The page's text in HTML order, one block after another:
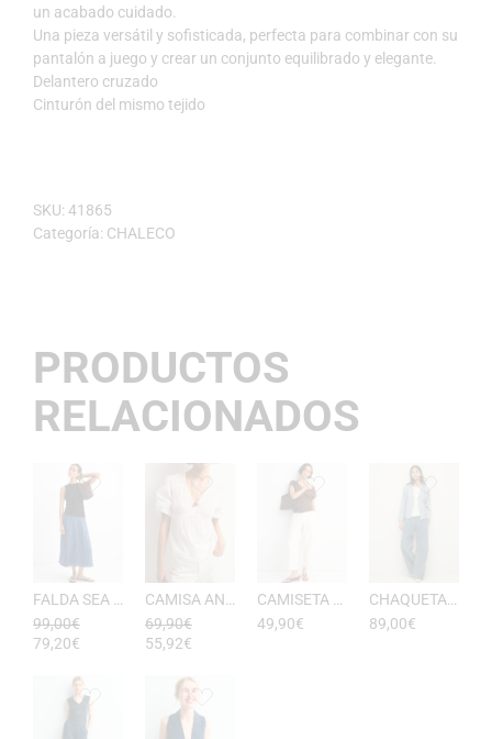
un acabado cuidado.
Una pieza versátil y sofisticada, perfecta para combinar con su
pantalón a juego y crear un conjunto equilibrado y elegante.
Delantero cruzado
Cinturón del mismo tejido
SKU: 41865
Categoría: CHALECO
PRODUCTOS
RELACIONADOS
99,00€
79,20€
69,90€
55,92€
49,90€
89,00€